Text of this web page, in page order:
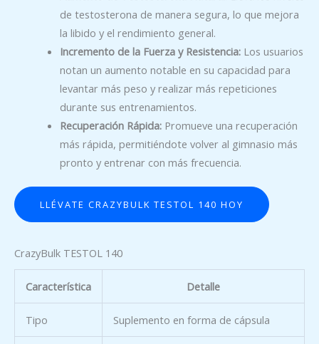
de testosterona de manera segura, lo que mejora
la libido y el rendimiento general.
Incremento de la Fuerza y Resistencia:Los usuarios
notan un aumento notable en su capacidad para
levantar más peso y realizar más repeticiones
durante sus entrenamientos.
Recuperación Rápida:Promueve una recuperación
más rápida, permitiéndote volver al gimnasio más
pronto y entrenar con más frecuencia.
LLÉVATE CRAZYBULK TESTOL 140 HOY
CrazyBulk TESTOL 140
Característica Detalle
Tipo Suplemento en forma de cápsula